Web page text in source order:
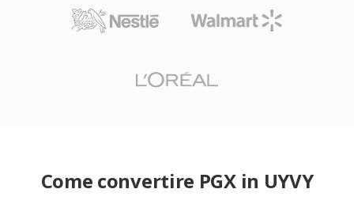
Come convertire PGX in UYVY